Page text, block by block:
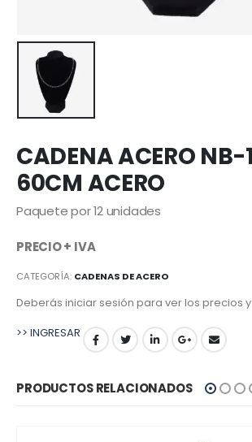
CADENA ACERO NB-
60CM ACERO
Paquete por 12 unidades
PRECIO + IVA
CATEGORÍA: CADENAS DE ACERO
Deberás iniciar sesión para ver los precios
>> INGRESAR
PRODUCTOS RELACIONADOS